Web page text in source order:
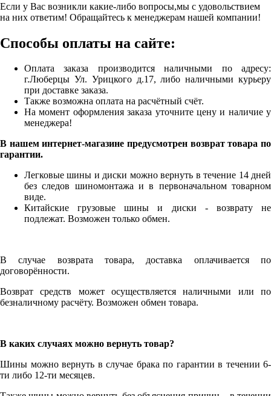
Если у Вас возникли какие-либо вопросы,мы с удовольствием
на них ответим! Обращайтесь к менеджерам нашей компании!
Способы оплаты на сайте:
Оплата заказа производится наличными по адресу:
г.Люберцы Ул. Урицкого д.17, либо наличными курьеру
при доставке заказа.
Также возможна оплата на расчётный счёт.
На момент оформления заказа уточните цену и наличие у
менеджера!
В нашем интернет-магазине предусмотрен возврат товара по
гарантии.
Легковые шины и диски можно вернуть в течение 14 дней
без следов шиномонтажа и в первоначальном товарном
виде.
Китайские грузовые шины и диски - возврату не
подлежат. Возможен только обмен.
В случае возврата товара, доставка оплачивается по
договорённости.
Возврат средств может осуществляется наличными или по
безналичному расчёту. Возможен обмен товара.
В каких случаях можно вернуть товар?
Шины можно вернуть в случае брака по гарантии в течении 6-
ти либо 12-ти месяцев.